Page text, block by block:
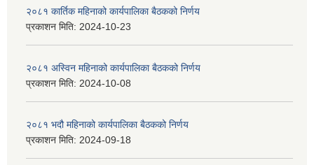
२०८१ कार्तिक महिनाको कार्यपालिका बैठकको निर्णय
प्रकाशन मिति: 2024-10-23
२०८१ अस्विन महिनाको कार्यपालिका बैठकको निर्णय
प्रकाशन मिति: 2024-10-08
२०८१ भदौ महिनाको कार्यपालिका बैठकको निर्णय
प्रकाशन मिति: 2024-09-18